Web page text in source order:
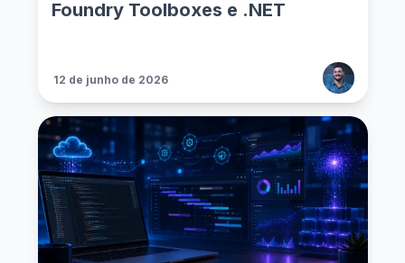
Foundry Toolboxes e .NET
12 de junho de 2026